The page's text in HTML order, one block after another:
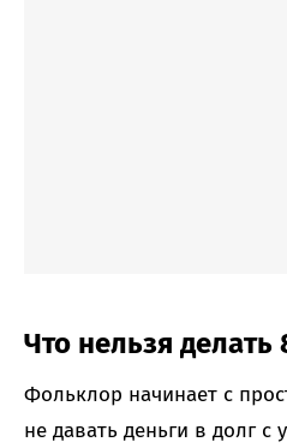
Что нельзя делать
Фольклор начинает с
не давать деньги в долг с